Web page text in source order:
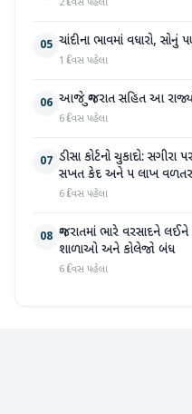
2 દિવસ પહેલા
05 ચાંદીના ભાવમાં વધારો,
1 દિવસ પહેલા
06 આજે ગુજરાત સહિત આ
6 દિવસ પહેલા
07 ડીસા કોર્ટનો ચુકાદો:
સખત કેદ અને ૫ લાખ વળતર
6 દિવસ પહેલા
08 ગુજરાતમાં ભારે વરસાદને
શાળાઓ અને કોલેજો બંધ
6 દિવસ પહેલા